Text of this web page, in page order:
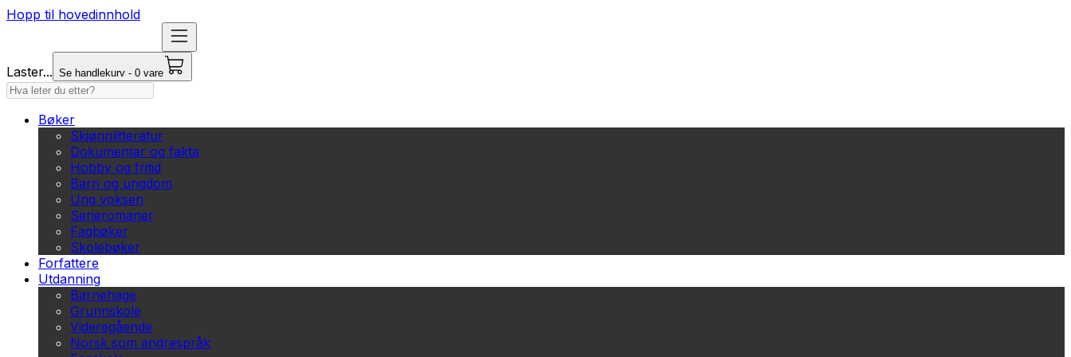
Hopp til hovedinnhold
Laster... Se handlekurv - 0 vare
Bøker
Skjønnlitteratur
Dokumentar og fakta
Hobby og fritid
Barn og ungdom
Ung voksen
Serieromaner
Fagbøker
Skolebøker
Forfattere
Utdanning
Barnehage
Grunnskole
Videregående
Norsk som andrespråk